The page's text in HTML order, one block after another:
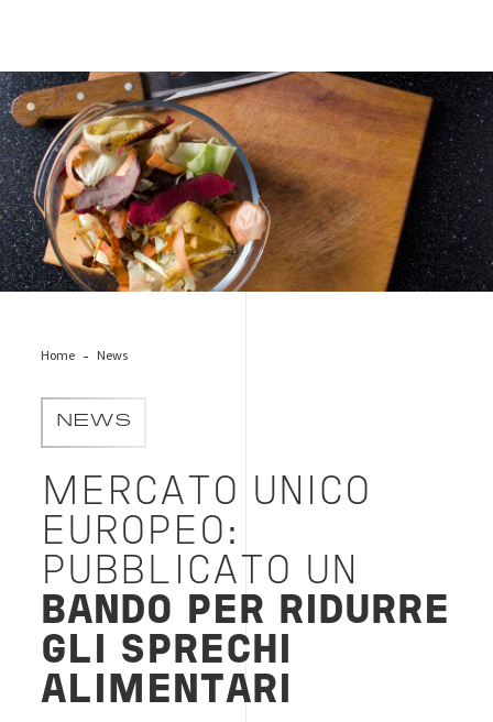
food-waste-management
Home News
NEWS
MERCATO UNICO
EUROPEO:
PUBBLICATO UN
BANDO PER RIDURRE
GLI SPRECHI
ALIMENTARI